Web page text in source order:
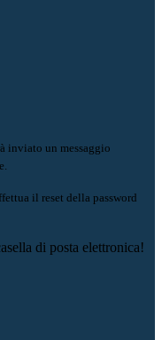
inviato un messaggio
il reset della password
di posta elettronica!